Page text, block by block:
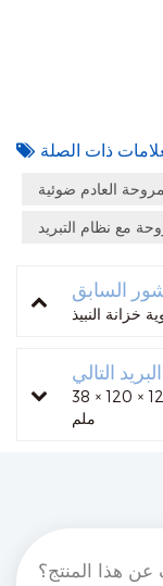
مروحة العادم ضوئية
مع نظام التبريد
السابق
خزانة النبيذ
البريد التالي
مروحة تبريد هواء عالية الأداء للثلاجة مقاس 120 × 120 × 38
ملم
عن هذا المنتج؟